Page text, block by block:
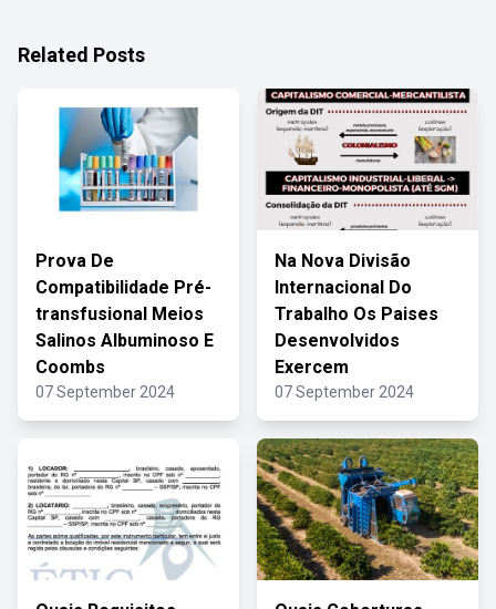
Related Posts
Prova De
Compatibilidade Pré-
transfusional Meios
Salinos Albuminoso E
Coombs
07 September 2024
Na Nova Divisão
Internacional Do
Trabalho Os Paises
Desenvolvidos
Exercem
07 September 2024